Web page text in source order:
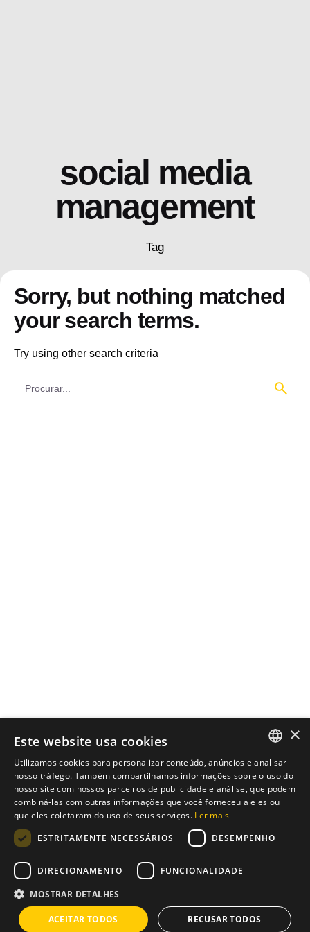
social media
management
Tag
Sorry, but nothing matched
your search terms.
Try using other search criteria
Instagram/Whatsapp
Tens uma ideia?
Nós temos a solução
info@brixius.pt
Carreira
ENGLISH
PT
×
Este website usa cookies
Utilizamos cookies para personalizar conteúdo, anúncios e analisar
nosso tráfego. Também compartilhamos informações sobre o uso do
nosso site com nossos parceiros de publicidade e análise, que podem
combiná-las com outras informações que você forneceu a eles ou
que eles coletaram do uso de seus serviços. Ler mais
ESTRITAMENTE NECESSÁRIOS
DESEMPENHO
DIRECIONAMENTO FUNCIONALIDADE
MOSTRAR DETALHES
ACEITAR TODOS RECUSAR TODOS